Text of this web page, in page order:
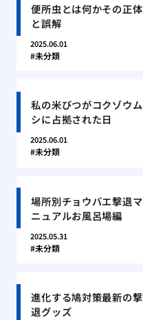
便所虫とは何かその正体
と誤解
2025.06.01
未分類
私の米びつがコクゾウム
シに占拠された日
2025.06.01
未分類
場所別チョウバエ撃退マ
ニュアルお風呂場編
2025.05.31
未分類
進化する鳩対策最新の撃
退グッズ